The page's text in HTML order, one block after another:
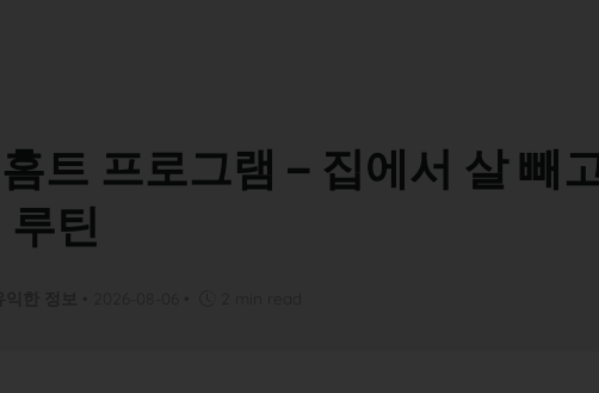
트 프로그램 – 집에서 살 빼
틴